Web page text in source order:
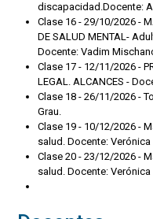
discapacidad.Docente:
Clase 16 - 29/10/2026 -
DE SALUD MENTAL-
Docente: Vadim
Clase 17 - 12/11/2026 -
LEGAL. ALCANCES -
Clase 18 - 26/11/2026 -
Grau.
Clase 19 - 10/12/2026 -
salud. Docente:
Clase 20 - 23/12/2026 -
salud. Docente: